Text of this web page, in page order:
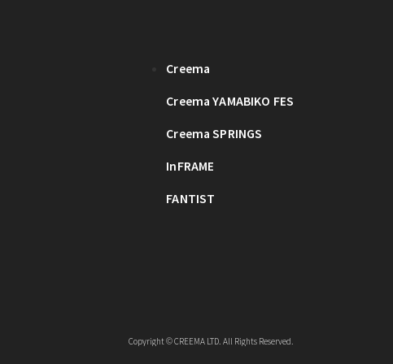
Creema
Creema YAMABIKO FES
Creema SPRINGS
InFRAME
FANTIST
Copyright © CREEMA LTD. All Rights Reserved.